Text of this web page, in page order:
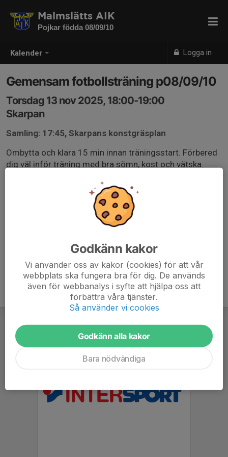
Kalender Logga in
Malmslätts AIK
Pojkar födda 08/09/10
Gemensam fotbollsträning p08/09/10
Torsdag 13 nov 2025, 18:00-19:00
Skarpan
Samling: 17:45, Skarpans konstgräsplan
Ombytta och klara 15 min innan träningsstart. Förbered
dig väl inför träning med bra sömn, kost och vätska.
Vi tränar i kläder efter väder, obligatoriskt med
benskydd och egen, påfylld vattenflaska.
Sent återbud lämnas till Anna eller Damir
Godkänn kakor
Vi använder oss av kakor (cookies) för att vår
webbplats ska fungera bra för dig. De används
även för webbanalys i syfte att hjälpa oss att
förbättra våra tjänster.
Så använder vi cookies
Godkänn alla kakor
Bara nödvändiga